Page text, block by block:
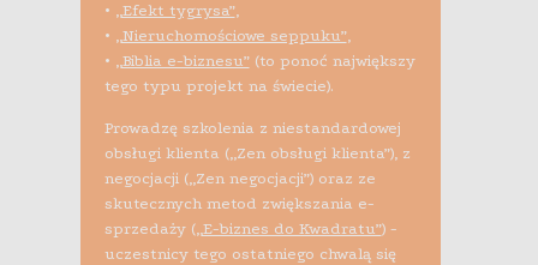
• „Efekt tygrysa”,
• „Nieruchomościowe seppuku”,
• „Biblia e-biznesu”(to ponoć największy
tego typu projekt na świecie).
Prowadzę szkolenia z niestandardowej
obsługi klienta („Zen obsługi klienta”), z
negocjacji („Zen negocjacji”) oraz ze
skutecznych metod zwiększania e-
sprzedaży („E-biznes do Kwadratu”) -
uczestnicy tego ostatniego chwalą się